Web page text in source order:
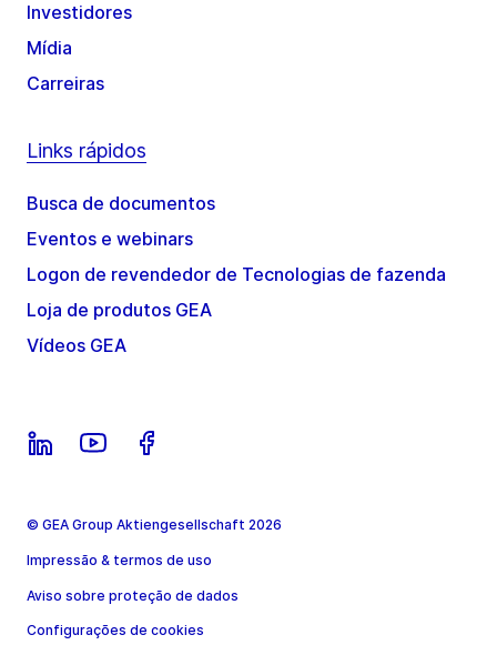
Investidores
Mídia
Carreiras
Links rápidos
Busca de documentos
Eventos e webinars
Logon de revendedor de Tecnologias de fazenda
Loja de produtos GEA
Vídeos GEA
© GEA Group Aktiengesellschaft 2026
Impressão & termos de uso
Aviso sobre proteção de dados
Configurações de cookies